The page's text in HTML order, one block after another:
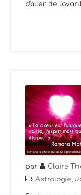
d'aller de
par Claire
Astrologie,